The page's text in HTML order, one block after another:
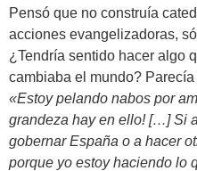
Pensó que no construía
acciones evangelizadoras,
¿Tendría sentido hacer algo
cambiaba el mundo?
«Estoy pelando nabos por
grandeza hay en ello! […] Si
gobernar España o a hacer
porque yo estoy haciendo lo